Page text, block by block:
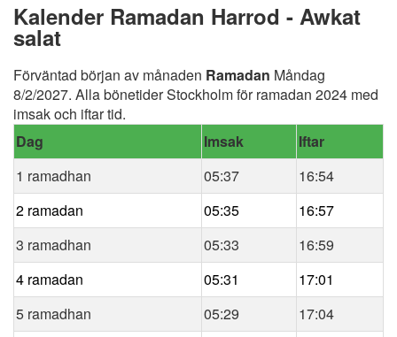
Kalender Ramadan Harrod - Awkat
salat
Förväntad början av månaden Ramadan Måndag
8/2/2027. Alla bönetider Stockholm för ramadan 2024 med
imsak och iftar tid.
Dag
Imsak
Iftar
1 ramadhan
05:37
16:54
2 ramadan
05:35
16:57
3 ramadhan
05:33
16:59
4 ramadan
05:31
17:01
5 ramadhan
05:29
17:04